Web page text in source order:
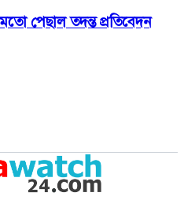
পেছাল তদন্ত প্রতিবেদন